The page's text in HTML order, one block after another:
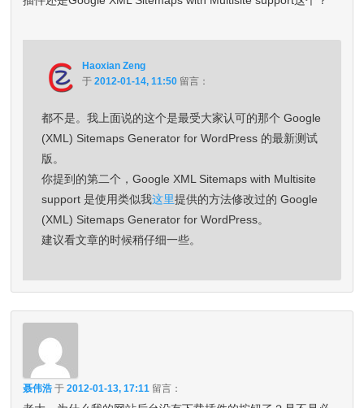
Haoxian Zeng
于2012-01-14, 11:50 留言：
都不是。我上面说的这个是最受大家认可的那个 Google
(XML) Sitemaps Generator for WordPress 的最新测试
版。
你提到的第二个，Google XML Sitemaps with Multisite
support 是使用类似我这里提供的方法修改过的 Google
(XML) Sitemaps Generator for WordPress。
建议看文章的时候稍仔细一些。
聂伟浩 于2012-01-13, 17:11 留言：